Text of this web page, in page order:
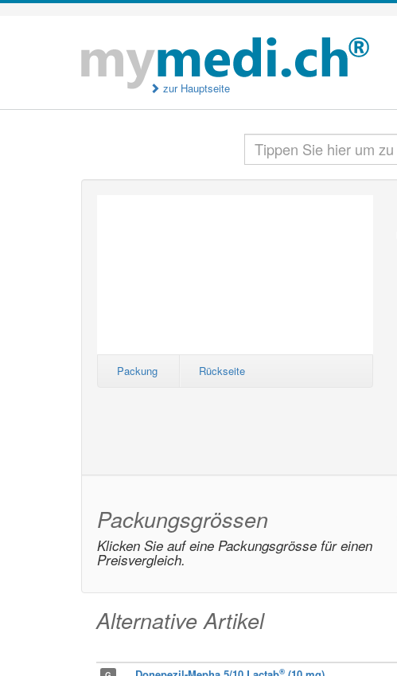
zur Hauptseite
Packung Rückseite
Packungsgrössen
Klicken Sie auf eine Packungsgrösse für einen
Preisvergleich.
Alternative Artikel
®